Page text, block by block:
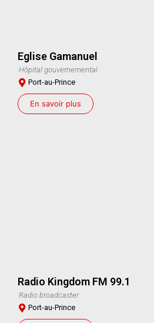
Eglise Gamanuel
Hôpital gouvernemental
Port-au-Prince
En savoir plus
Radio Kingdom FM 99.1
Radio broadcaster
Port-au-Prince